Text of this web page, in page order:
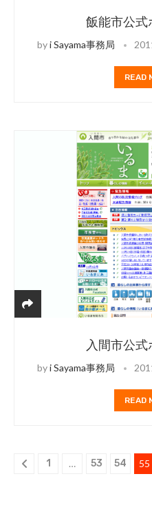
飯能市公式
byi Sayama事務局
READ
入間市公
byi Sayama事務局
READ
1 … 53 54 55